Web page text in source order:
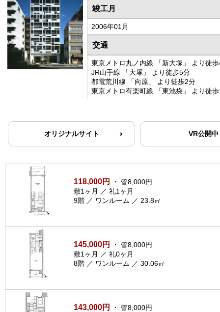
竣工月
2006年01月
交通
東京メトロ丸ノ内線 「新大塚」 より徒
JR山手線 「大塚」 より徒歩5分
都電荒川線 「向原」 より徒歩2分
東京メトロ有楽町線 「東池袋」 より徒
オリジナルサイト VR公開中
118,000円
・ 管8,000円
敷1ヶ月 ／ 礼1ヶ月
9階 ／ ワンルーム ／ 23.8㎡
145,000円
・ 管8,000円
敷1ヶ月 ／ 礼0ヶ月
8階 ／ ワンルーム ／ 30.06㎡
143,000円
・ 管8,000円